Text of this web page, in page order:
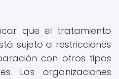
que el tratamiento
sujeto a restricciones
con otros tipos
Las organizaciones